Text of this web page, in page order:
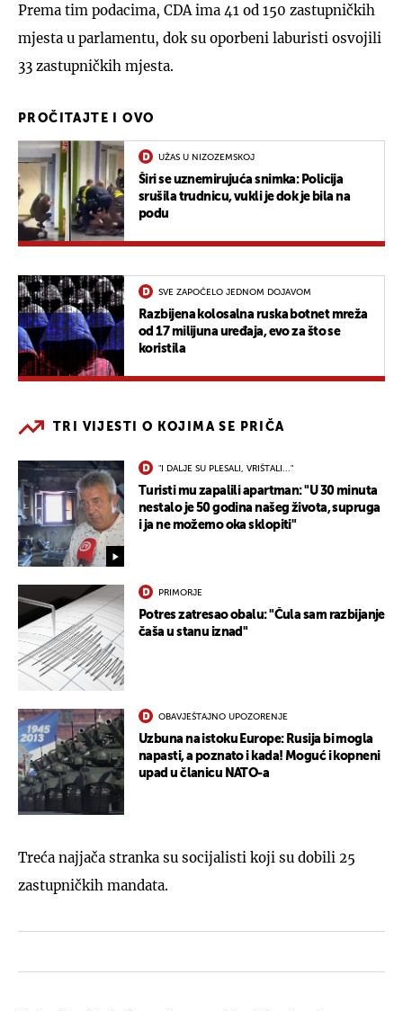
Prema tim podacima, CDA ima 41 od 150 zastupničkih
mjesta u parlamentu, dok su oporbeni laburisti osvojili
33 zastupničkih mjesta.
PROČITAJTE I OVO
UŽAS U NIZOZEMSKOJ
Širi se uznemirujuća snimka: Policija
srušila trudnicu, vukli je dok je bila na
podu
SVE ZAPOČELO JEDNOM DOJAVOM
Razbijena kolosalna ruska botnet mreža
od 17 milijuna uređaja, evo za što se
koristila
TRI VIJESTI O KOJIMA SE PRIČA
"I DALJE SU PLESALI, VRIŠTALI..."
Turisti mu zapalili apartman: "U 30 minuta
nestalo je 50 godina našeg života, supruga
i ja ne možemo oka sklopiti"
PRIMORJE
Potres zatresao obalu: "Čula sam razbijanje
čaša u stanu iznad"
OBAVJEŠTAJNO UPOZORENJE
Uzbuna na istoku Europe: Rusija bi mogla
napasti, a poznato i kada! Moguć i kopneni
upad u članicu NATO-a
Treća najjača stranka su socijalisti koji su dobili 25
zastupničkih mandata.